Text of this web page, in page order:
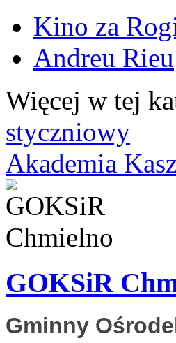
Kino za
Andreu Rieu
Więcej w tej
styczniowy
Akademia
GOKSiR
Gminny